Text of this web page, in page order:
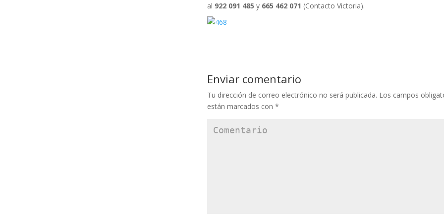
al 922 091 485 y 665 462 071 (Contacto Victoria).
Enviar comentario
Tu dirección de correo electrónico no será publicada. Los campos
están marcados con *